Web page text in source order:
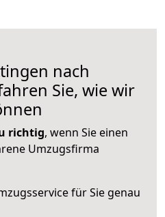
nach
Sie, wie wir
richtig, wenn Sie einen
Umzugsfirma
für Sie genau